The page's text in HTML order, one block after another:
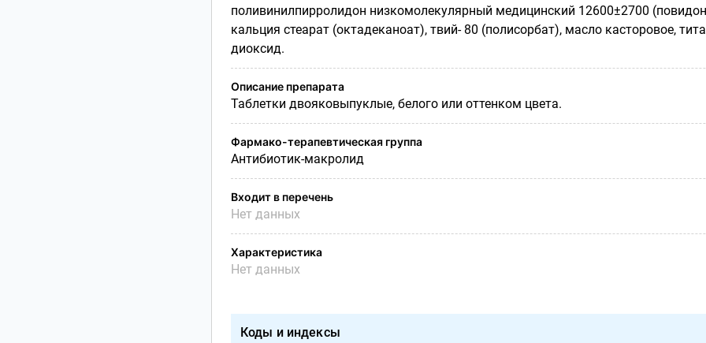
поливинилпирролидон низкомолекулярный медицинский 12600±2700
кальция стеарат (октадеканоат), твий- 80 (полисорбат), масло касторовое,
диоксид.
Описание препарата
Таблетки двояковыпуклые, белого или оттенком цвета.
Фармако-терапевтическая группа
Антибиотик-макролид
Входит в перечень
Нет данных
Характеристика
Нет данных
Коды и индексы